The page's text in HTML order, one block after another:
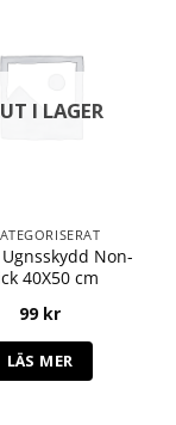
I LAGER
Non-
40X50 cm
99 kr
LÄS MER